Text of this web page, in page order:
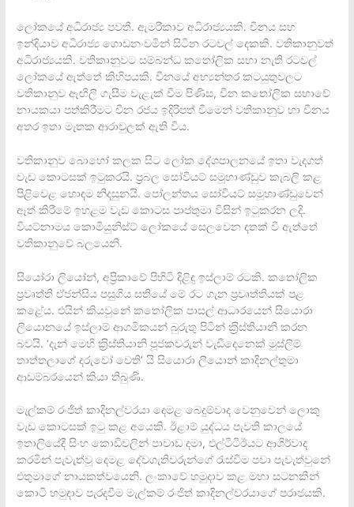
ලෝකයේ අධිරාජ්‍ය පවතී. ඇමරිකාව අධිරාජ්‍යයකි. චීනය සහ
ඉන්දියාව අධිරාජ්‍ය ගොඩනංවමින් සිටින රටවල් දෙකකි. වතිකානුවත්
අධිරාජ්‍යයකි. වතිකානුවට සම්බන්ධ කතෝලික සභා නැති රටවල්
ලෝකයේ ඇත්තේ කිහිපයකි. චීනයේ අභ්‍යන්තර කටයුතුවලට
වතිකානුව ඇඟිලි ගැසීම වැළැක් වීම පිණිස, චීන කතෝලික සභාවේ
නායකයා පත්කිරීමට චීන රජය ඉදිරිපත් වීමෙන් වතිකානුව හා චීනය
අතර ඉතා මෑතක ආරාවුලක් ඇති විය.
වතිකානුව බොහෝ කලක සිට ලෝක දේශපාලනයේ ඉතා වැදගත්
වැඩ කොටසක් ඉටුකරයි. ප‍්‍රබල සෝවියට් සමූහාණ්ඩුව කැබලි කළ
පිළිවෙළ හොඳම නිදසුනයි. පෝලන්තය සෝවියට් සමූහාණ්ඩුවෙන්
ඈත් කිරීමේ ඉහළම වැඩ කොටස පාප්තුමා විසින් ඉටුකරන ලදි.
වියට්නාමය කොමියුනිස්ට් ලෝකයේ සෙලවෙන දතක් වී ඇත්තේ
වතිකානුවේ බලයෙනි.
සියෝරා ලියෝන්, අප‍්‍රිකාවේ පිහිටි දිළිඳු ඉස්ලාම් රටකි. කතෝලික
ප‍්‍රවෘත්ති ඒජන්සිය පසුගිය සතියේ මේ රට ගැන ප‍්‍රවෘත්තියක් පළ
කළේය. එයින් කියවුනේ කතෝලික පාසල් ආධාරයෙන් සියොරා
ලියොනයේ ඉස්ලාම් ආගමිකයන් බුරුතු පිටින් ක‍්‍රිස්තියානි කරන
බවයි. ‘දැන් මෙහි ක‍්‍රිස්තියානි පූජකවරුන් වැඩිදෙනෙක් මුස්ලිම්
තාත්තලාගේ දරුවෝ වෙති’ යි සියොරා ලියොන් කාදිනල්තුමා
ආඩම්බරයෙන් කියා තිබුණි.
මැල්කම් රංජිත් කාදිනල්වරයා දෙමළ බෙදුම්වාද වෙනුවෙන් ලොකු
වැඩ කොටසක් ඉටු කළ අයෙකි. ඊළාම් යුද්ධය පැවති කාලයේ
ඉතාලියේදී සිංහ කොඩිවලින් පාවාඩ දමා, එල්ටීටීඊයට ආශිර්වාද
කරමින් පැවැත්වූ දෙමළ දේවගැතිවරුන්ගේ රැස්වීම පවා පැවැත්වුනේ
එතුමාගේ නායකත්වයෙනි. ලංකාවේ හමුදාව කළ මහා සටනකින්
කොටි හමුදාව පැරදවීම මැල්කම් රංජිත් කාදිනල්වරයාගේ පරාජයකි.